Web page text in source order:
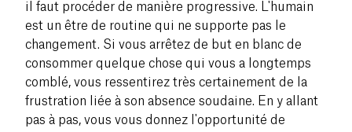
il faut procéder de manière progressive. L'humain
est un être de routine qui ne supporte pas le
changement. Si vous arrêtez de but en blanc de
consommer quelque chose qui vous a longtemps
comblé, vous ressentirez très certainement de la
frustration liée à son absence soudaine. En y allant
pas à pas, vous vous donnez l'opportunité de